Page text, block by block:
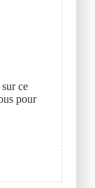
ce
pour